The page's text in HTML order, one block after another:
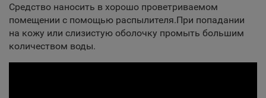
Средство наносить в хорошо проветриваемом
помещении с помощью распылителя.При попадании
на кожу или слизистую оболочку промыть большим
количеством воды.